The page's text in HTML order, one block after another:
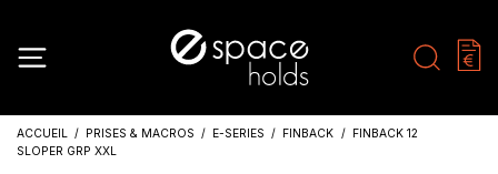
ACCUEIL PRISES & MACROS E-SERIES FINBACK
FINBACK 12
SLOPER GRP XXL